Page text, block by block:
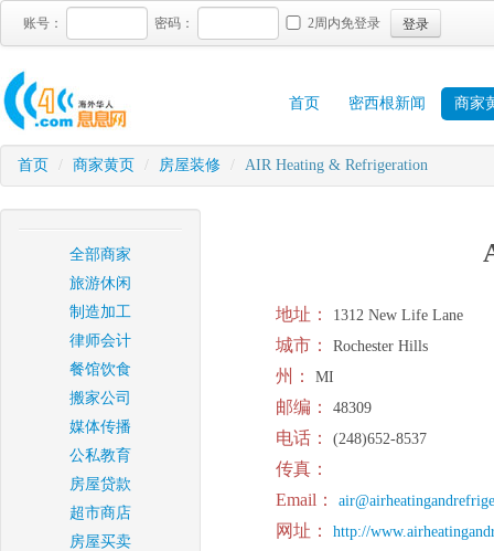
账号： 密码： 2周内免登录 登录
首页 密西根新闻 商家
首页 / 商家黄页 / 房屋装修 / AIR Heating & Refrigeration
全部商家
旅游休闲
制造加工
律师会计
餐馆饮食
搬家公司
媒体传播
公私教育
房屋贷款
超市商店
房屋买卖
地址： 1312 New Life Lane
城市： Rochester Hills
州： MI
邮编： 48309
电话： (248)652-8537
传真：
Email：
网址： http://